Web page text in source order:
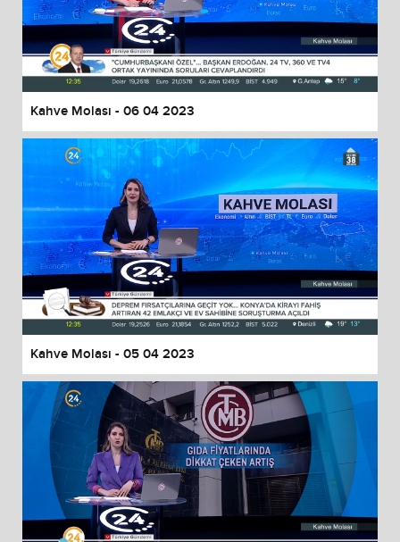
Kahve Molası - 06 04 2023
Kahve Molası - 05 04 2023